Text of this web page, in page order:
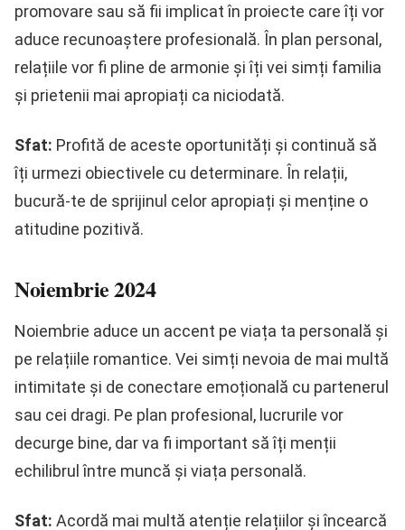
promovare sau să fii implicat în proiecte care îți vor
aduce recunoaștere profesională. În plan personal,
relațiile vor fi pline de armonie și îți vei simți familia
și prietenii mai apropiați ca niciodată.
Sfat: Profită de aceste oportunități și continuă să
îți urmezi obiectivele cu determinare. În relații,
bucură-te de sprijinul celor apropiați și menține o
atitudine pozitivă.
Noiembrie 2024
Noiembrie aduce un accent pe viața ta personală și
pe relațiile romantice. Vei simți nevoia de mai multă
intimitate și de conectare emoțională cu partenerul
sau cei dragi. Pe plan profesional, lucrurile vor
decurge bine, dar va fi important să îți menții
echilibrul între muncă și viața personală.
Sfat: Acordă mai multă atenție relațiilor și încearcă